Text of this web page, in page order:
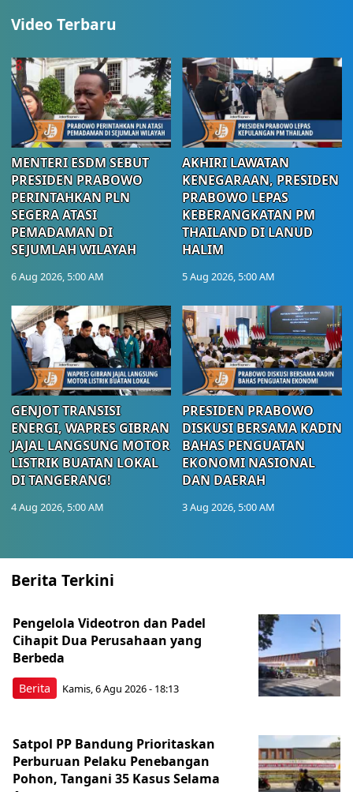
Video Terbaru
MENTERI ESDM SEBUT
PRESIDEN PRABOWO
PERINTAHKAN PLN
SEGERA ATASI
PEMADAMAN DI
SEJUMLAH WILAYAH
6 Aug 2026, 5:00 AM
AKHIRI LAWATAN
KENEGARAAN, PRESIDEN
PRABOWO LEPAS
KEBERANGKATAN PM
THAILAND DI LANUD
HALIM
5 Aug 2026, 5:00 AM
GENJOT TRANSISI
ENERGI, WAPRES GIBRAN
JAJAL LANGSUNG MOTOR
LISTRIK BUATAN LOKAL
DI TANGERANG!
4 Aug 2026, 5:00 AM
PRESIDEN PRABOWO
DISKUSI BERSAMA KADIN
BAHAS PENGUATAN
EKONOMI NASIONAL
DAN DAERAH
3 Aug 2026, 5:00 AM
Berita Terkini
Berita
Pengelola Videotron dan Padel
Cihapit Dua Perusahaan yang
Berbeda
Kamis, 6 Agu 2026 - 18:13
Satpol PP Bandung Prioritaskan
Perburuan Pelaku Penebangan
Pohon, Tangani 35 Kasus Selama